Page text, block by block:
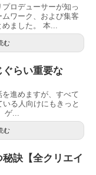
ロデューサーが知っ
ワーク、および集客
めました。 本...
む
ぐらい重要な
進めますが、すべて
る人向けにもきっと
ゲ...
む
訣【全クリエイ